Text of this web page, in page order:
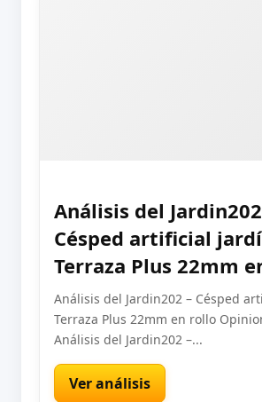
Análisis del
Césped artificial
Terraza Plus 22mm
Análisis del Jardin202 – Césped
Terraza Plus 22mm en rollo
Análisis del Jardin202 –...
Ver análisis